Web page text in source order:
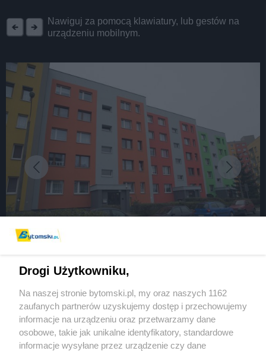
Nawiguj za pomocą klawiatury, lub gestów na
urządzeniu mobilnym.
wspólnoty? Korzystaj z Internetowej Obsługi
łatwo za pomocą smartfona albo komputera
Wydawca mediów lokalnych
Drogi Użytkowniku,
Na naszej stronie bytomski.pl, my oraz naszych 1162
zaufanych partnerów uzyskujemy dostęp i przechowujemy
informacje na urządzeniu oraz przetwarzamy dane
osobowe, takie jak unikalne identyfikatory, standardowe
informacje wysyłane przez urządzenie czy dane